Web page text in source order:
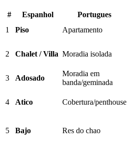
# Espanhol Portugues
1
Piso Apartamento
2 Chalet / Villa Moradia isolada
3
Adosado
Moradia em
banda/geminada
4 Atico Cobertura/penthouse
5 Bajo Res do chao